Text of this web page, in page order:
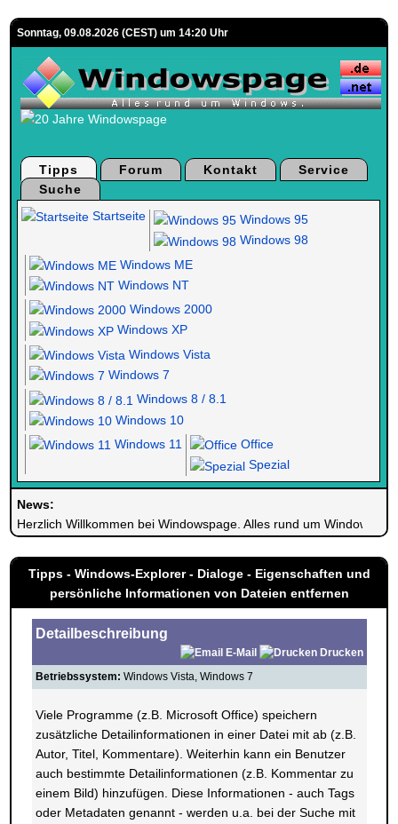
Sonntag, 09.08.2026 (CEST) um 14:20 Uhr
Tipps Forum Kontakt
Service
Suche
Startseite
Windows 95
Windows 98
Windows ME
Windows NT
Windows 2000
Windows XP
Windows Vista
Windows 7
Windows 8 / 8.1
Windows 10
Windows 11
Office
Spezial
News:
Herzlich Willkommen bei Windowspage. Alles rund um Windows.
Tipps - Windows-Explorer - Dialoge - Eigenschaften und
persönliche Informationen von Dateien entfernen
Detailbeschreibung
E-Mail
Drucken
Betriebssystem: Windows Vista, Windows 7
Viele Programme (z.B. Microsoft Office) speichern
zusätzliche Detailinformationen in einer Datei mit ab (z.B.
Autor, Titel, Kommentare). Weiterhin kann ein Benutzer
auch bestimmte Detailinformationen (z.B. Kommentar zu
einem Bild) hinzufügen. Diese Informationen - auch Tags
oder Metadaten genannt - werden u.a. bei der Suche mit